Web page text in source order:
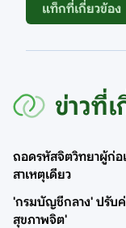
แท็กที่เกี่ยวข้อง
ข่าวที่
ถอดรหัสจิตวิทยาผู้ก่อ
สาเหตุเดียว
'กรมบัญชีกลาง' ปรับ
สุขภาพจิต'